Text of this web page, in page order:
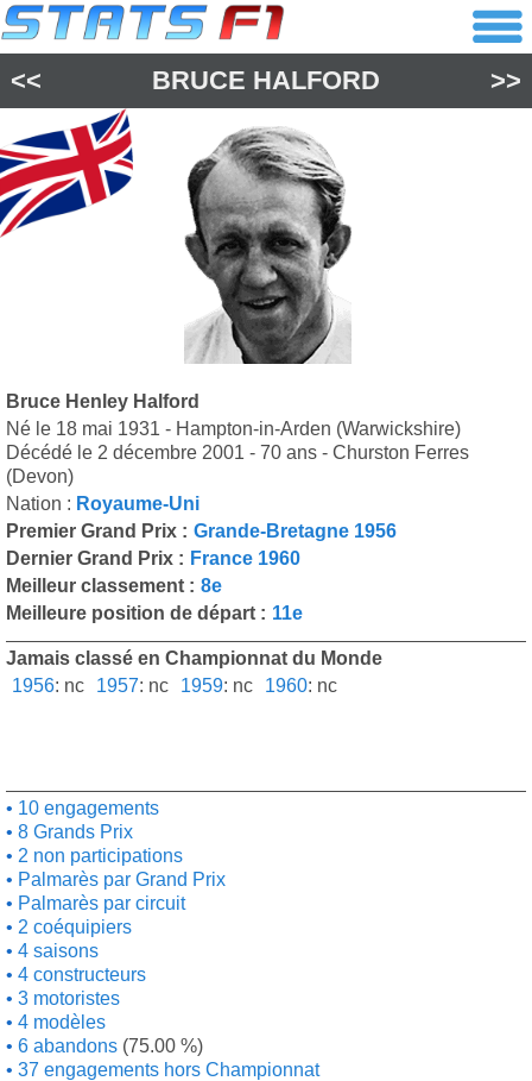
<< BRUCE HALFORD >>
Bruce Henley Halford
Né le 18 mai 1931 - Hampton-in-Arden (Warwickshire)
Décédé le 2 décembre 2001 - 70 ans - Churston Ferres
(Devon)
Nation : Royaume-Uni
Premier Grand Prix : Grande-Bretagne 1956
Dernier Grand Prix : France 1960
Meilleur classement : 8e
Meilleure position de départ : 11e
Jamais classé en Championnat du Monde
1956: nc 1957: nc 1959: nc 1960: nc
10 engagements
8 Grands Prix
2 non participations
Palmarès par Grand Prix
Palmarès par circuit
2 coéquipiers
4 saisons
4 constructeurs
3 motoristes
4 modèles
6 abandons (75.00 %)
37 engagements hors Championnat